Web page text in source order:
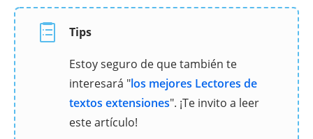
Tips
Estoy seguro de que también te
interesará "los mejores Lectores de
textos extensiones". ¡Te invito a leer
este artículo!